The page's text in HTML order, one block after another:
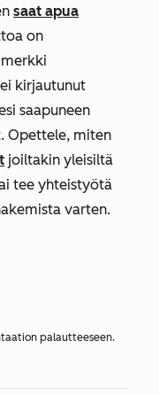
saat apua
on
kirjautunut
saapuneen
Opettele, miten
joiltakin yleisiltä
tee yhteistyötä
varten.
palautteeseen.